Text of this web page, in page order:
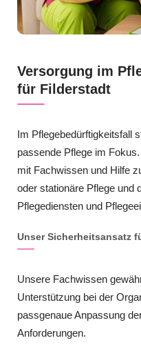
Versorgung im
für Filderstadt
Im Pflegebedürftigkeitsfall
passende Pflege im
mit Fachwissen und Hilfe
oder stationäre Pflege und
Pflegediensten und
Unser Sicherheitsansatz
Unsere Fachwissen
Unterstützung bei der
passgenaue Anpassung
Anforderungen.